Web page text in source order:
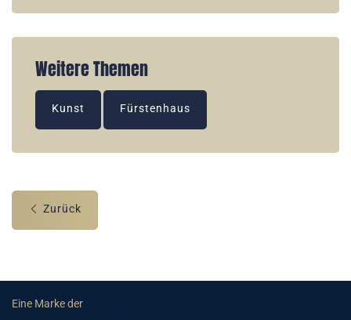
Weitere Themen
Kunst Fürstenhaus
Zurück
Eine Marke der